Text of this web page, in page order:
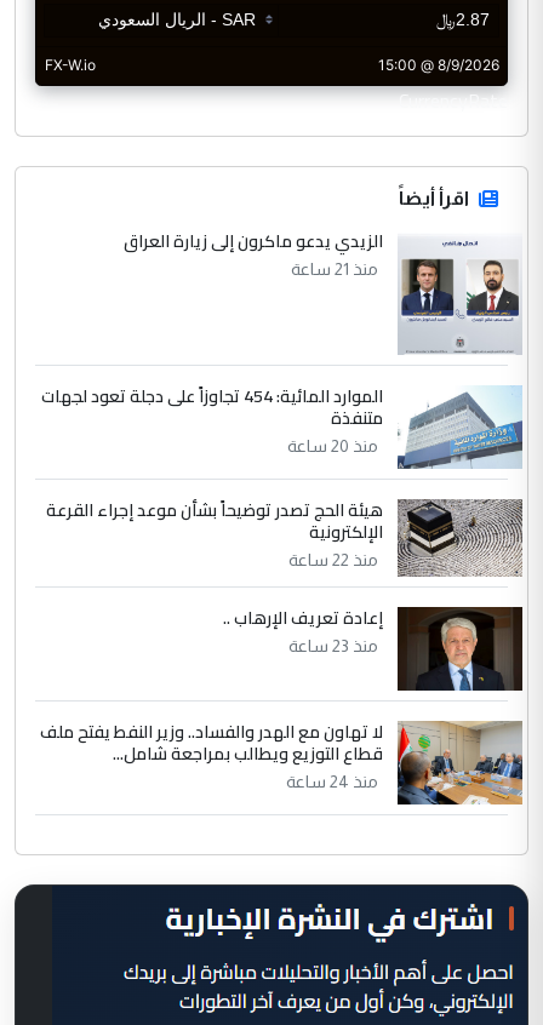
CurrencyRate
اقرأ أيضاً
الزيدي يدعو ماكرون إلى زيارة العراق
منذ 21 ساعة
الموارد المائية: 454 تجاوزاً على دجلة تعود لجهات
متنفذة
منذ 20 ساعة
هيئة الحج تصدر توضيحاً بشأن موعد إجراء القرعة
الإلكترونية
منذ 22 ساعة
إعادة تعريف الإرهاب ..
منذ 23 ساعة
لا تهاون مع الهدر والفساد.. وزير النفط يفتح ملف
قطاع التوزيع ويطالب بمراجعة شامل...
منذ 24 ساعة